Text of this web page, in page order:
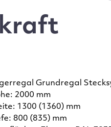
Grundregal
2000 mm
1300 (1360) mm
800 (835) mm